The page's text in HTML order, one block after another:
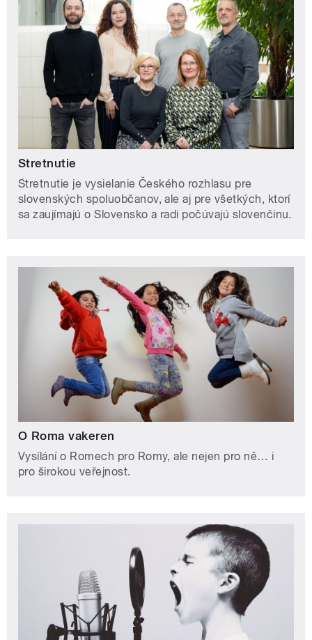
Stretnutie
Stretnutie je vysielanie Českého rozhlasu pre
slovenských spoluobčanov, ale aj pre všetkých, ktorí
sa zaujímajú o Slovensko a radi počúvajú slovenčinu.
O Roma vakeren
Vysílání o Romech pro Romy, ale nejen pro ně… i
pro širokou veřejnost.